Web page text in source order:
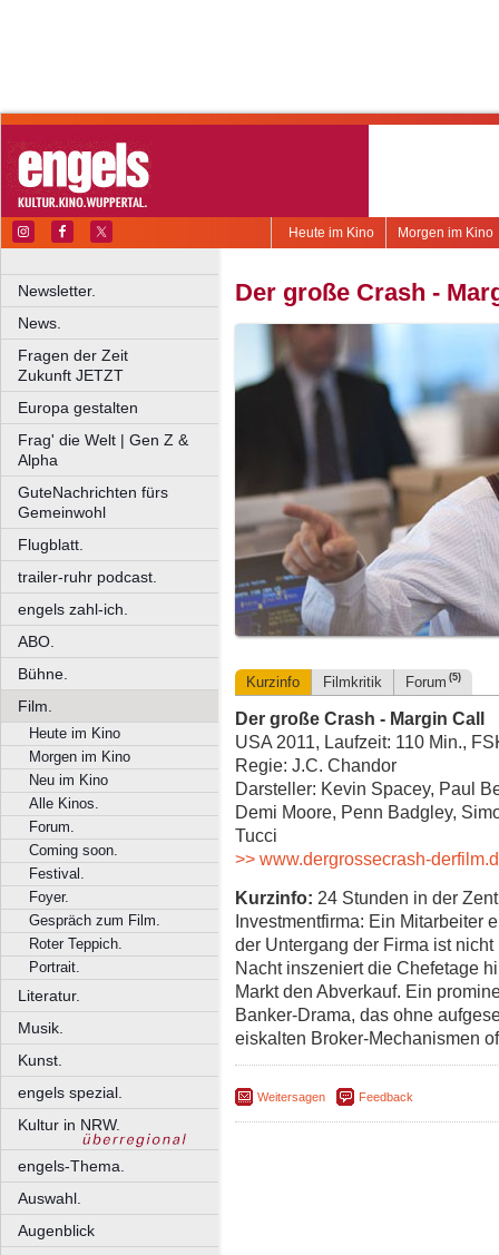
Morgen im Kino
Heute im Kino
Newsletter.
News.
Fragen der Zeit
Zukunft JETZT
Europa gestalten
Frag' die Welt | Gen Z &
Alpha
GuteNachrichten fürs
Gemeinwohl
Flugblatt.
trailer-ruhr podcast.
engels zahl-ich.
ABO.
Bühne.
Film.
Heute im Kino
Morgen im Kino
Neu im Kino
Alle Kinos.
Forum.
Coming soon.
Festival.
Foyer.
Gespräch zum Film.
Roter Teppich.
Portrait.
Literatur.
Musik.
Kunst.
engels spezial.
Kultur in NRW.
engels-Thema.
Auswahl.
Augenblick
Der große Crash -
Kurzinfo Filmkritik Forum (5)
Der große Crash - Margin Call
USA 2011, Laufzeit: 110 Min.,
Regie: J.C. Chandor
Darsteller: Kevin Spacey, Paul
Demi Moore, Penn Badgley,
Tucci
>> www.dergrossecrash-
Kurzinfo: 24 Stunden in der
Investmentfirma: Ein Mitarbeiter
der Untergang der Firma ist
Nacht inszeniert die Chefetage
Markt den Abverkauf. Ein
Banker-Drama, das ohne
eiskalten Broker-Mechanismen
Weitersagen Feedback